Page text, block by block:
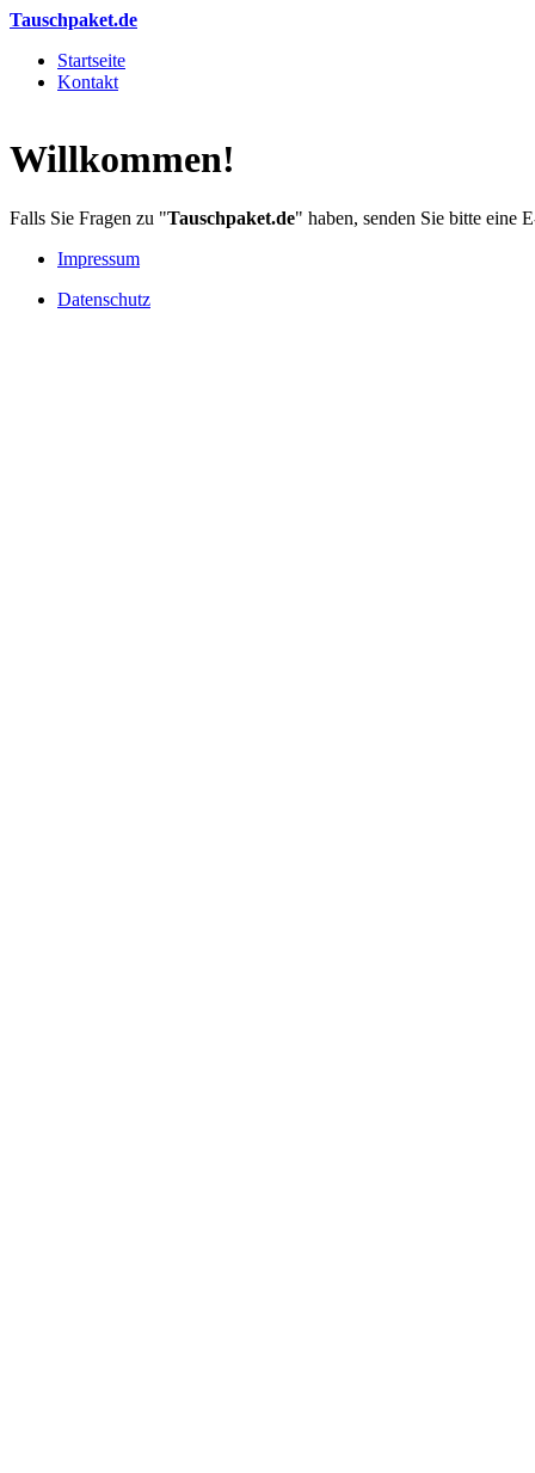
Direkt zum Inhalt
Tauschpaket.de
Hauptmenü
Startseite
Kontakt
Willkommen!
Falls Sie Fragen zu "Tauschpaket.de" haben, senden Sie bitte eine
Impressum
Datenschutz